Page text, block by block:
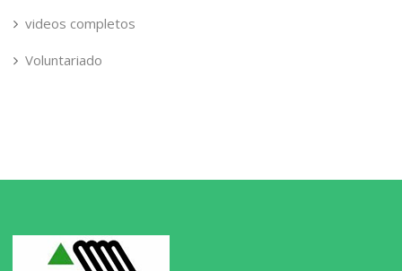
videos completos
Voluntariado